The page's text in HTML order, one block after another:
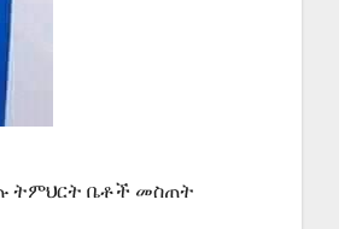
ትምህርት ቤቶች መስጠት